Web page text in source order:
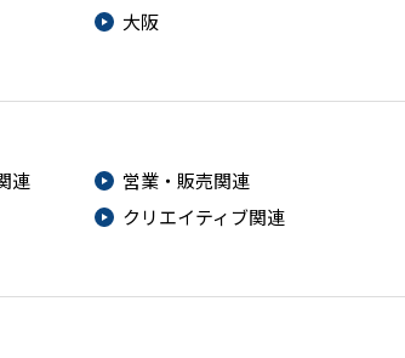
大阪
連
営業・販売関連
クリエイティブ関連